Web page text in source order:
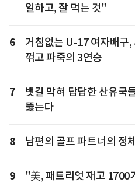
일하고, 잘 먹는 것"
6
거침없는 U-17 여자배구
꺾고 파죽의 3연승
7
뱃길 막혀 답답한 산유국
뚫는다
8 남편의 골프 파트너의 정체
9
"美, 패트리엇 재고